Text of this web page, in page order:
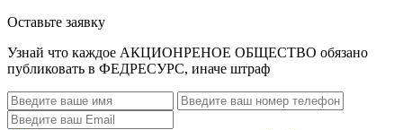
Оставьте заявку
Узнай что каждое АКЦИОНРЕНОЕ ОБЩЕСТВО обязано
публиковать в ФЕДРЕСУРС, иначе штраф